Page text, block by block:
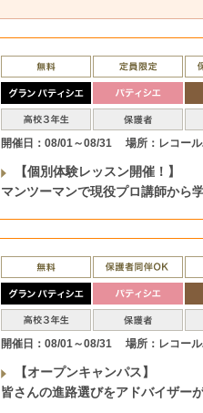
開催日：08/01～08/31 場所：レコー
【個別体験レッスン開催！】
マンツーマンで現役プロ講師から
開催日：08/01～08/31 場所：レコー
【オープンキャンパス】
皆さんの進路選びをアドバイザー